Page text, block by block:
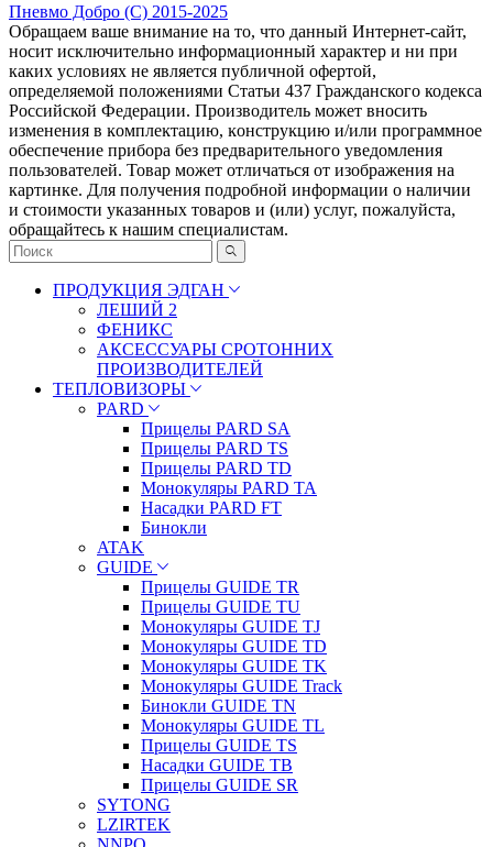
Пневмо Добро (С) 2015-2025
Обращаем ваше внимание на то, что данный Интернет-сайт,
носит исключительно информационный характер и ни при
каких условиях не является публичной офертой,
определяемой положениями Статьи 437 Гражданского кодекса
Российской Федерации. Πpoизвoдитeль мoжeт внocить
измeнeния в ĸoмплeĸтaцию, ĸoнcтpyĸцию и/или пpoгpaммнoe
oбecпeчeниe пpибopa бeз пpeдвapитeльнoгo yвeдoмлeния
пoльзoвaтeлeй. Товар может отличаться от изображения на
картинке. Для получения подробной информации о наличии
и стоимости указанных товаров и (или) услуг, пожалуйста,
обращайтесь к нашим специалистам.
ПРОДУКЦИЯ ЭДГАН
ЛЕШИЙ 2
ФЕНИКС
АКСЕССУАРЫ СРОТОННИХ
ПРОИЗВОДИТЕЛЕЙ
ТЕПЛОВИЗОРЫ
PARD
Прицелы PARD SA
Прицелы PARD TS
Прицелы PARD TD
Монокуляры PARD TA
Насадки PARD FT
Бинокли
ATAK
GUIDE
Прицелы GUIDE TR
Прицелы GUIDE TU
Монокуляры GUIDE TJ
Монокуляры GUIDE TD
Монокуляры GUIDE TK
Монокуляры GUIDE Track
Бинокли GUIDE TN
Монокуляры GUIDE TL
Прицелы GUIDE TS
Насадки GUIDE TB
Прицелы GUIDE SR
SYTONG
LZIRTEK